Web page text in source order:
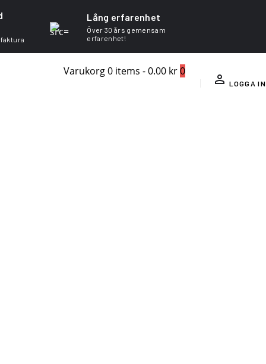
Lång erfarenhet
Över 30 års gemensam
erfarenhet!
Varukorg0 items -0.00 kr0
LOGGA IN